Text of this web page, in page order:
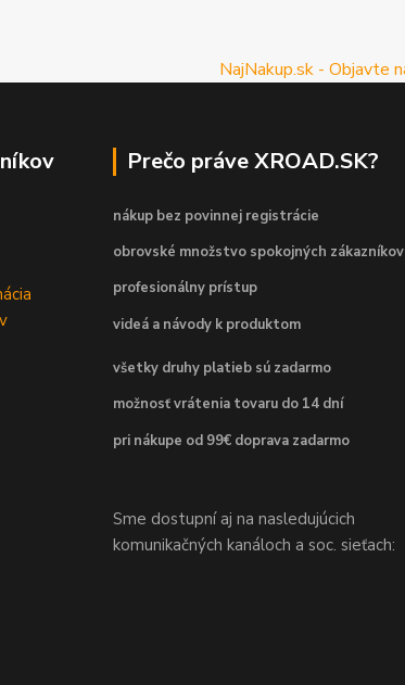
Prečo práve XROAD.SK?
nákup bez povinnej registrácie
obrovské množstvo spokojných zákazníkov
profesionálny prístup
videá a návody k produktom
všetky druhy platieb sú zadarmo
možnosť vrátenia tovaru do 14 dní
pri nákupe od 99€ doprava zadarmo
Sme dostupní aj na nasledujúcich
komunikačných kanáloch a soc. sieťach: